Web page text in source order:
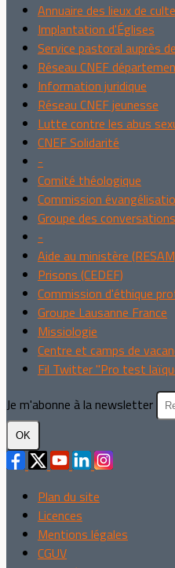
Annuaire des lieux de culte
Implantation d'Églises
Service pastoral auprès
Réseau CNEF
Information juridique
Réseau CNEF jeunesse
Lutte contre les abus
CNEF Solidarité
-
Comité théologique
Commission
Groupe des
-
Aide au ministère
Prisons (CEDEF)
Commission d'éthique
Groupe Lausanne France
Missiologie
Centre et camps de
Fil Twitter "Pro test
Je m'abonne à la newsletter
OK
Plan du site
Licences
Mentions légales
CGUV